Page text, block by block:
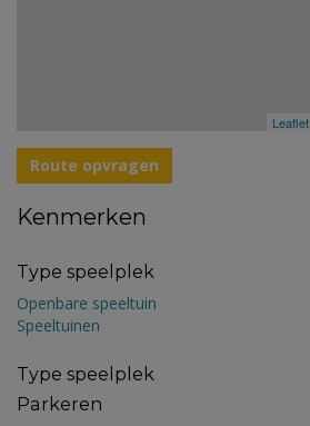
Leaflet
Route opvragen
Kenmerken
Type speelplek
Openbare speeltuin
Speeltuinen
Type speelplek
Parkeren